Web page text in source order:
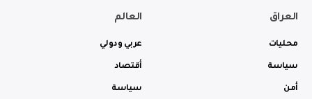
العراق
محليات
سياسة
أمن
العالم
عربي ودولي
أقتصاد
سياسة